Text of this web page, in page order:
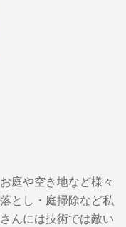
庭や空き地など様々
とし・庭掃除など私
んには技術では敵い